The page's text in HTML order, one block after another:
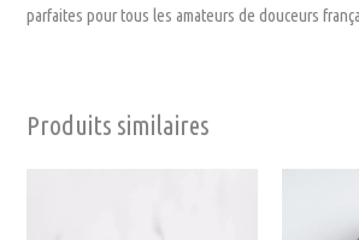
parfaites pour tous les amateurs de douceurs
Produits similaires